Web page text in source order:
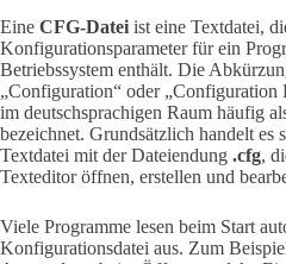
Eine CFG-Datei ist eine Textdatei,
Konfigurationsparameter für ein
Betriebssystem enthält. Die
„Configuration“ oder „Configuration
im deutschsprachigen Raum häufig
bezeichnet. Grundsätzlich handelt es
Textdatei mit der Dateiendung .cfg,
Texteditor öffnen, erstellen und
Viele Programme lesen beim Start
Konfigurationsdatei aus. Zum